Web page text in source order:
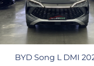
BYD Song L DMI